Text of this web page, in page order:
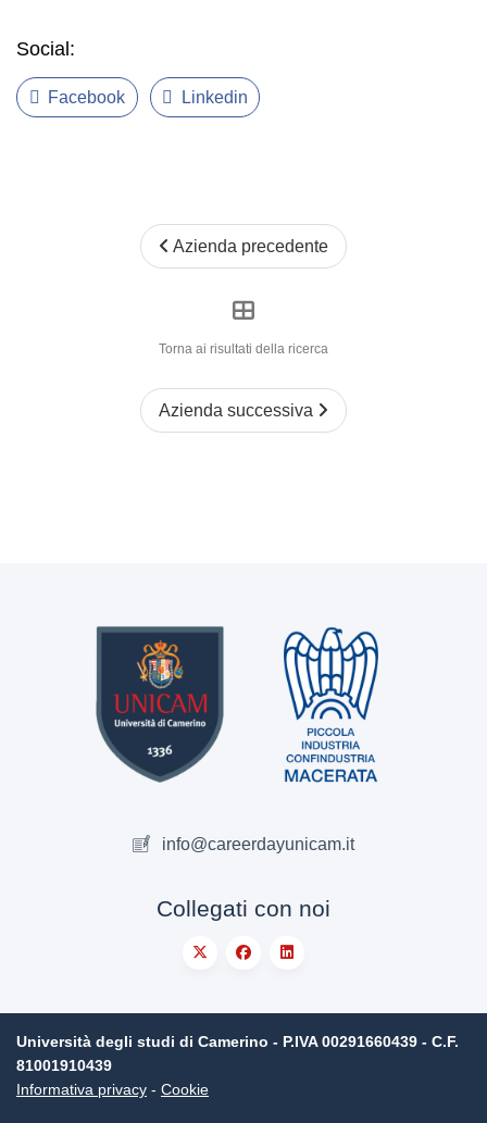
Social:
Facebook Linkedin
Azienda precedente
Torna ai risultati della ricerca
Azienda successiva
info@careerdayunicam.it
Collegati con noi
Università degli studi di Camerino - P.IVA 00291660439 - C.F.
81001910439
Informativa privacy - Cookie